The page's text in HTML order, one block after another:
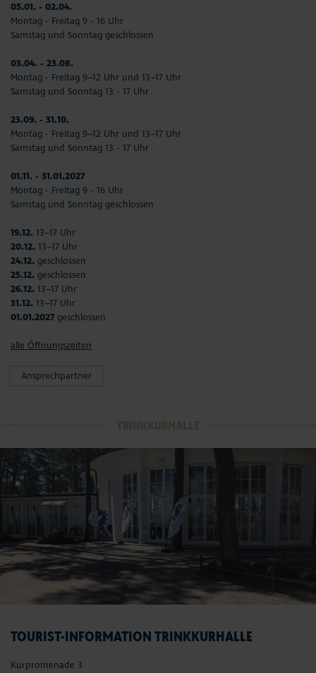
05.01. - 02.04.
Montag - Freitag 9 - 16 Uhr
Samstag und Sonntag geschlossen
03.04. - 23.08.
Montag - Freitag 9–12 Uhr und 13–17 Uhr
Samstag und Sonntag 13 - 17 Uhr
23.09. - 31.10.
Montag - Freitag 9–12 Uhr und 13–17 Uhr
Samstag und Sonntag 13 - 17 Uhr
01.11. - 31.01.2027
Montag - Freitag 9 - 16 Uhr
Samstag und Sonntag geschlossen
19.12. 13–17 Uhr
20.12. 13–17 Uhr
24.12. geschlossen
25.12. geschlossen
26.12. 13–17 Uhr
31.12. 13–17 Uhr
01.01.2027 geschlossen
alle Öffnungszeiten
Ansprechpartner
TOURIST-INFORMATION TRINKKURHALLE
Kurpromenade 3